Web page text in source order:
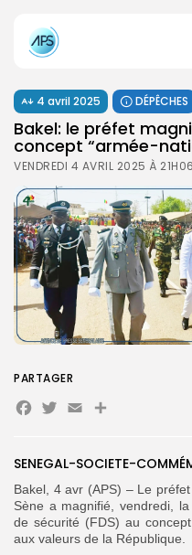
Search
for:
4 avril 2025 DÉPÊCHES
Bakel: le préfet
concept “armée-
VENDREDI 4 AVRIL 2025 À 21H06
SENEGAL-SOCIETE-
Bakel, 4 avr (APS) – Le
Sène a magnifié, vendredi,
de sécurité (FDS) au
aux valeurs de la République.
PARTAGER
Facebook
Twitter
EmailPartager